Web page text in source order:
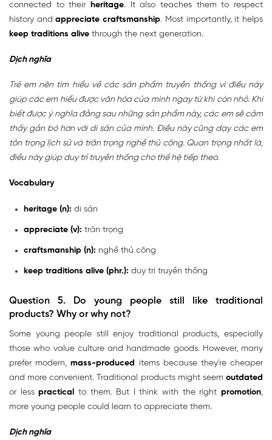
connected to their heritage. It also teaches them to respect
history andappreciate craftsmanship. Most importantly, it helps
keep traditions alive through the next generation.
Dịch nghĩa
Trẻ em nên tìm hiểu về các sản phẩm truyền thống vì điều này
giúp các em hiểu được văn hóa của mình ngay từ khi còn nhỏ. Khi
biết được ý nghĩa đằng sau những sản phẩm này, các em sẽ cảm
thấy gắn bó hơn với di sản của mình. Điều này cũng dạy các em
tôn trọng lịch sử và trân trọng nghề thủ công. Quan trọng nhất là,
điều này giúp duy trì truyền thống cho thế hệ tiếp theo.
Vocabulary
heritage (n): di sản
appreciate (v): trân trọng
craftsmanship (n): nghề thủ công
keep traditions alive (phr.): duy trì truyền thống
Question 5. Do young people still like traditional
products? Why or why not?
Some young people still enjoy traditional products, especially
those who value culture and handmade goods. However, many
prefer modern,mass-produced items because they're cheaper
and more convenient. Traditional products might seem outdated
or lesspractical to them. But I think with the rightpromotion,
more young people could learn to appreciate them.
Dịch nghĩa